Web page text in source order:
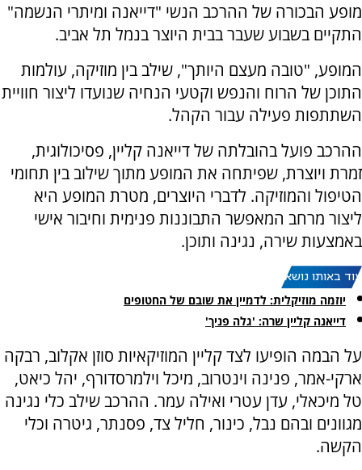
מופע הבכורה של ההרכב הנשי "דייאנה ומיתרי הנשמה"
התקיים בשבוע שעבר בבית היוצר בנמל תל אביב.
המופע, "טובה מעצם היותך", שילב בין מוזיקה, עולמות
התוכן של הרוח והנפש וקטעי הנחיה שנועדו ליצור חוויית
השתתפות פעילה עבור הקהל.
ההרכב פועל בהובלתה של דייאנה קליין, פסיכולוגית,
זמרת ויוצרת, שפיתחה את המופע מתוך שילוב בין תחומי
הטיפול והמוזיקה. לדברי היוצרים, מטרת המופע היא
ליצור מרחב המאפשר התבוננות פנימית וחיבור אישי
באמצעות שירה, נגינה ותוכן.
עוד באותו נושא:
יוזמה מוזיקלית: לדמיין את שובם של החטופים
דייאנה קליין שרה: 'גלה פניך'
על הבמה הופיעו לצד קליין המוזיקאיות סוזן אקלוב, רבקה
ארקי-אמר, פנינה וינטרוב, מיכל וילמרסדורף, יהל כיאט,
טל מיכאלי, עדן עטרי ואילה עמר. ההרכב שילב כלי נגינה
מגוונים ובהם נבל, כינור, חליל צד, פסנתר, גיטרה וכלי
הקשה.